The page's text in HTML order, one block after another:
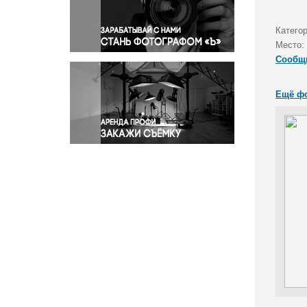
Правосудие
Происшествия и конфликты
Религия
Светская жизнь
Спорт
Экология
Экономика и бизнес
Место:
Ещё